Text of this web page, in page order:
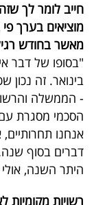
חייב לומר לך
מאשר בחודש
"בסופו של דבר
בינואר. זה
- הממשלה
אנחנו
דברים בסוף שנה.
היתר השנה,
רשויות